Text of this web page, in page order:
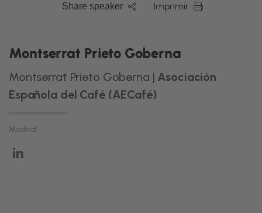
Share speaker Imprimir
Montserrat Prieto Goberna
Montserrat Prieto Goberna | Asociación
Española del Café (AECafé)
Madrid